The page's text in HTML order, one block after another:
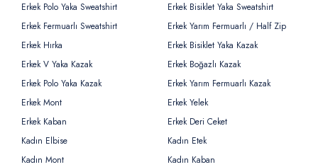
Erkek Polo Yaka Sweatshirt
Erkek Bisiklet Yaka Sweatshirt
Erkek Fermuarlı Sweatshirt
Erkek Yarım Fermuarlı / Half Zip
Erkek Hırka
Erkek Bisiklet Yaka Kazak
Erkek V Yaka Kazak
Erkek Boğazlı Kazak
Erkek Polo Yaka Kazak
Erkek Yarım Fermuarlı Kazak
Erkek Mont
Erkek Yelek
Erkek Kaban
Erkek Deri Ceket
Kadın Elbise
Kadın Etek
Kadın Mont
Kadın Kaban